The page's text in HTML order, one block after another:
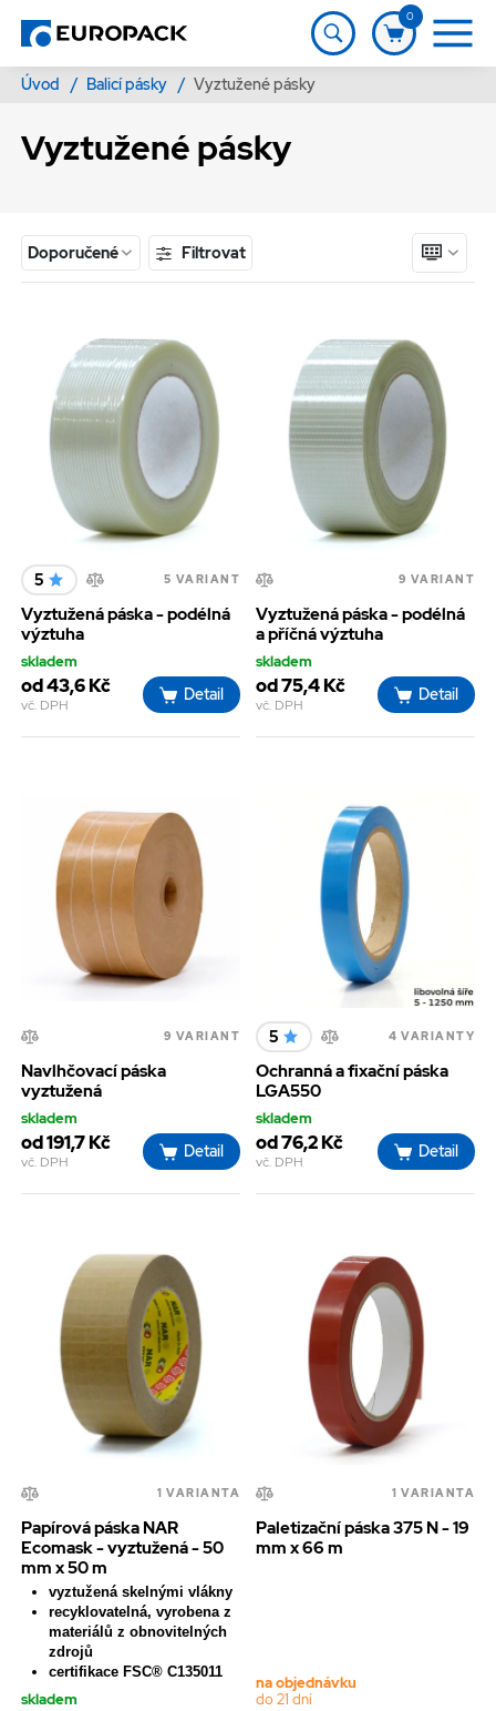
0
Úvod / Balicí pásky / Vyztužené pásky
Vyztužené pásky
Doporučené Filtrovat
5 5 VARIANT
Vyztužená páska - podélná
výztuha
skladem
od 43,6 Kč
vč. DPH
Detail
9 VARIANT
Vyztužená páska - podélná
a příčná výztuha
skladem
od 75,4 Kč
vč. DPH
Detail
9 VARIANT
Navlhčovací páska
vyztužená
skladem
od 191,7 Kč
vč. DPH
Detail
5 4 VARIANTY
Ochranná a fixační páska
LGA550
skladem
od 76,2 Kč
vč. DPH
Detail
1 VARIANTA
Papírová páska NAR
Ecomask - vyztužená - 50
mm x 50 m
vyztužená skelnými vlákny
recyklovatelná, vyrobena z
materiálů z obnovitelných
zdrojů
certifikace FSC® C135011
skladem
1 VARIANTA
Paletizační páska 375 N - 19
mm x 66 m
na objednávku
do 21 dní